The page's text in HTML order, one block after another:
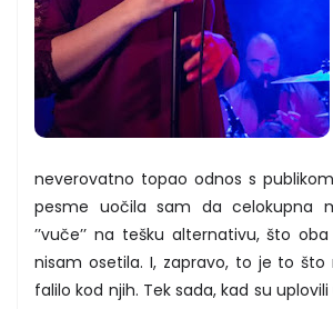
neverovatno topao odnos s
pesme uočila sam da celokupna
’’vuče’’ na tešku alternativu, što
nisam osetila. I, zapravo, to je to
falilo kod njih. Tek sada, kad su